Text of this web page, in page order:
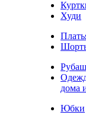
Худи
дома
Юбки